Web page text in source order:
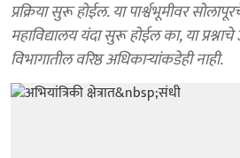
प्रक्रिया सुरू होईल. या पार्श्वभूमीवर
महाविद्यालय यंदा सुरू होईल का, या प्रश्नाचे
विभागातील वरिष्ठ अधिकाऱ्यांकडेही नाही.